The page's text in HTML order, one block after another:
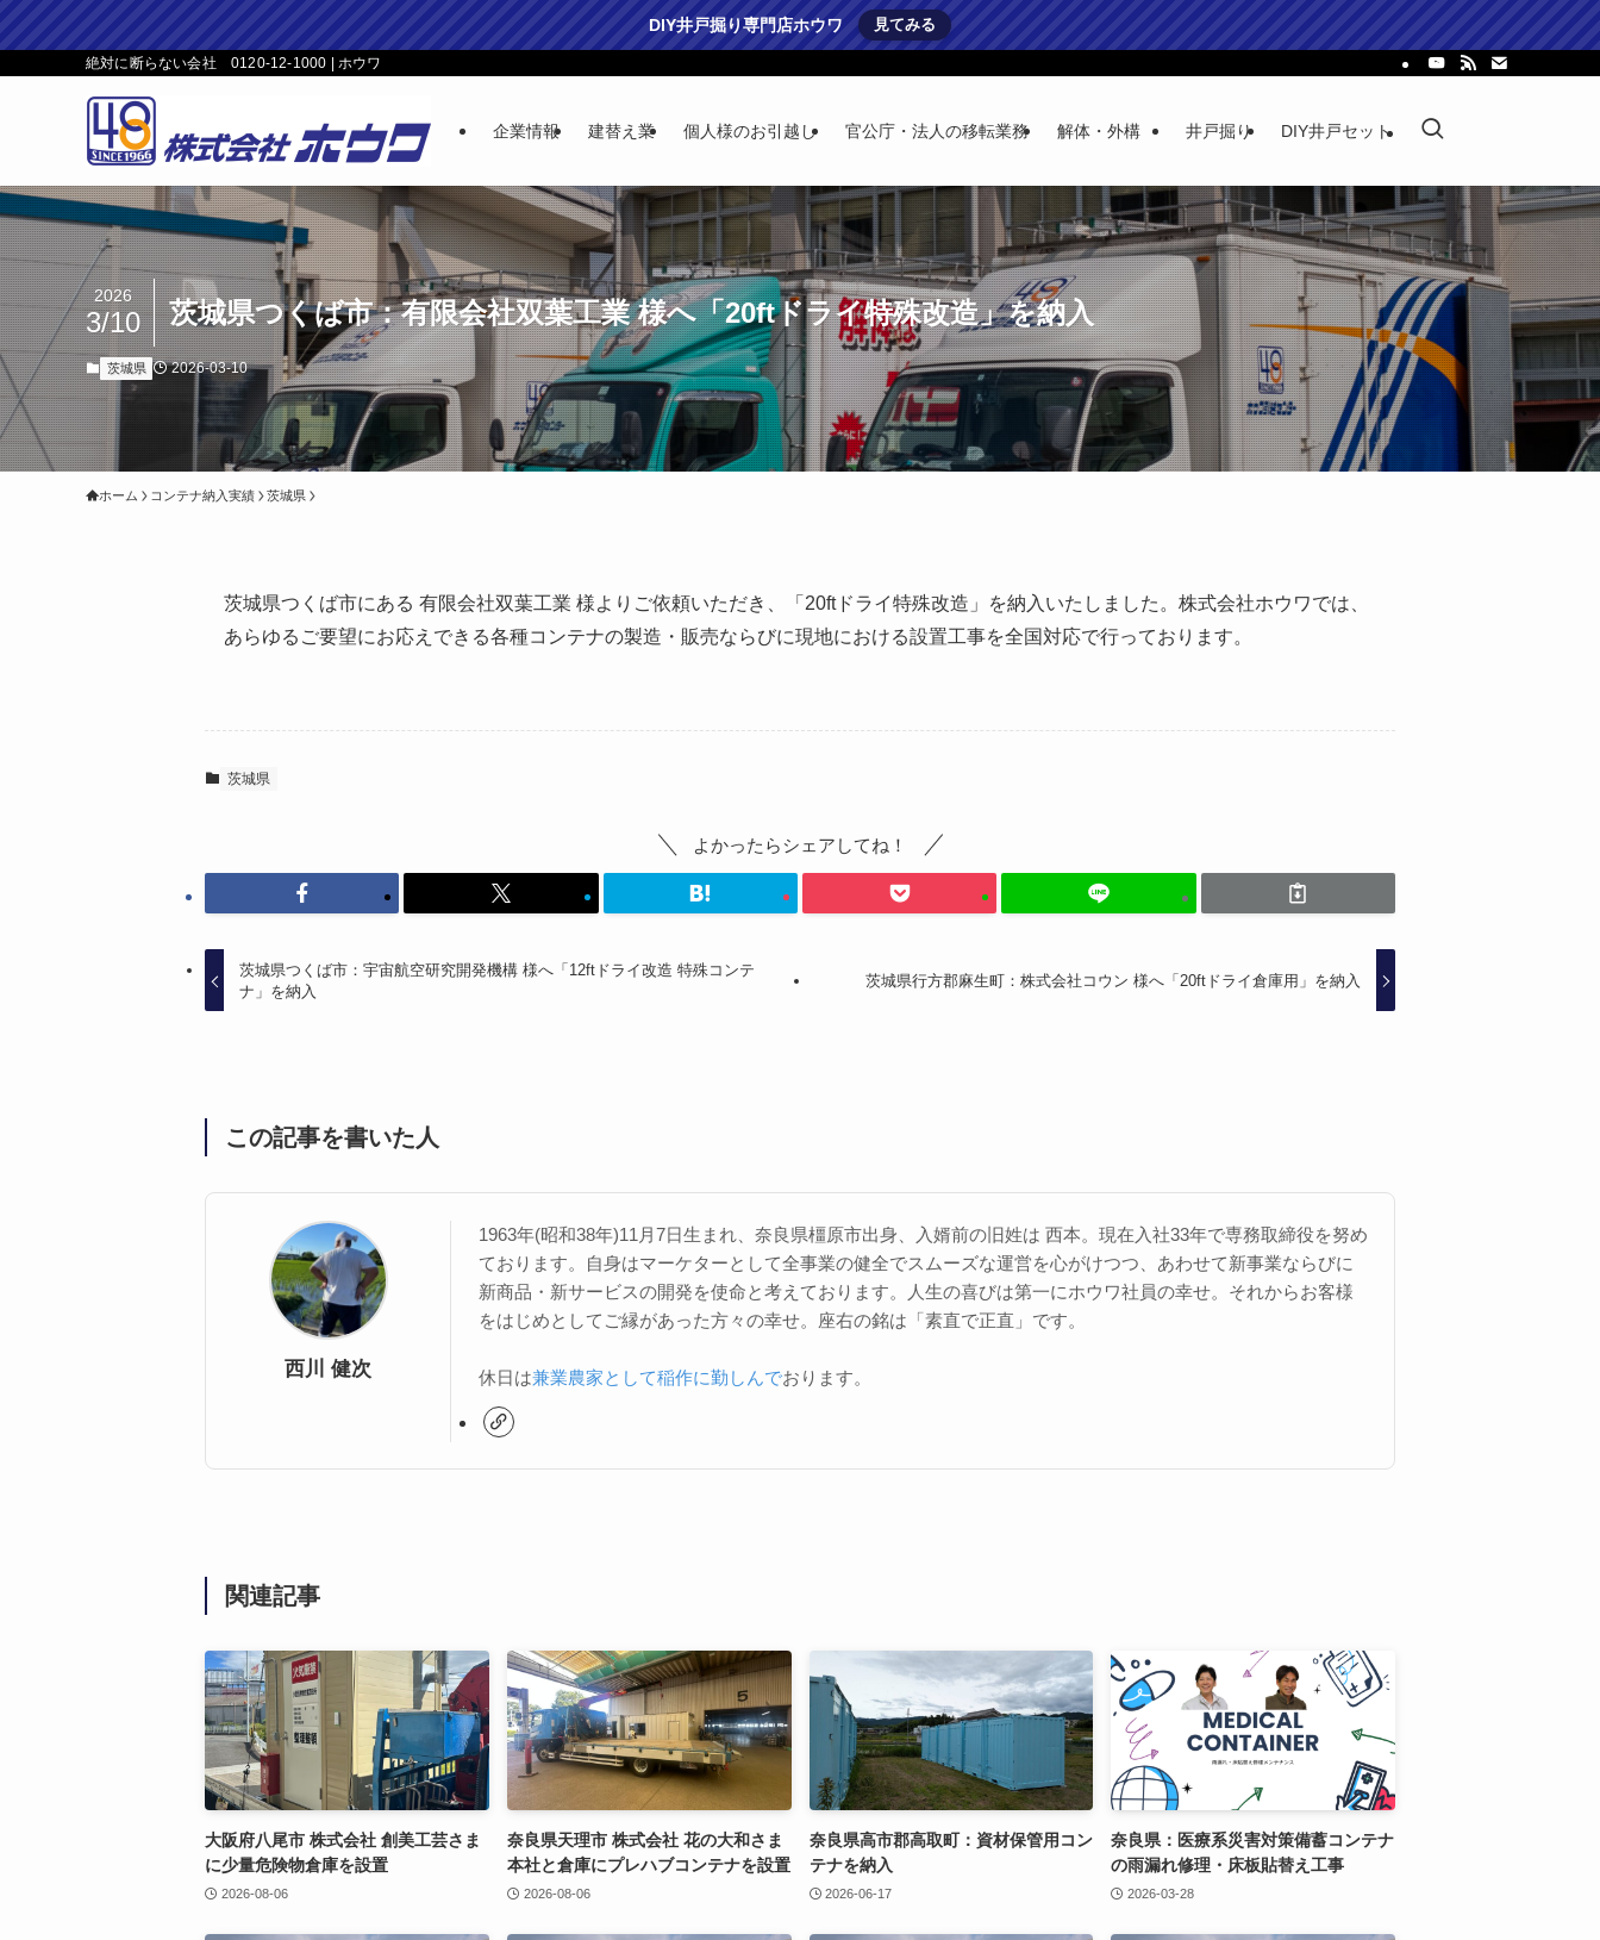
DIY井戸掘り専門店ホウワ 見てみる
絶対に断らない会社 0120-12-1000 | ホウワ
企業情報 建替え業 個人様のお引越し 官公庁・法人の移転業務 解体・外構 井戸掘り DIY井戸セット
茨城県つくば市：有限会社双葉工業 様へ「20ftドライ特殊改造」を納入
2026
3/10
茨城県 2026-03-10
ホーム コンテナ納入実績 茨城県
茨城県つくば市にある 有限会社双葉工業 様よりご依頼いただき、「20ftドライ特殊改造」を納入いたしました。株式会社ホウワでは、
あらゆるご要望にお応えできる各種コンテナの製造・販売ならびに現地における設置工事を全国対応で行っております。
茨城県
よかったらシェアしてね！
茨城県つくば市：宇宙航空研究開発機構 様へ「12ftドライ改造 特殊コンテ
ナ」を納入
茨城県行方郡麻生町：株式会社コウン 様へ「20ftドライ倉庫用」を納入
この記事を書いた人
西川 健次
1963年(昭和38年)11月7日生まれ、奈良県橿原市出身、入婿前の旧姓は 西本。現在入社33年で専務取締役を努め
ております。自身はマーケターとして全事業の健全でスムーズな運営を心がけつつ、あわせて新事業ならびに
新商品・新サービスの開発を使命と考えております。人生の喜びは第一にホウワ社員の幸せ。それからお客様
をはじめとしてご縁があった方々の幸せ。座右の銘は「素直で正直」です。
休日は兼業農家として稲作に勤しんでおります。
関連記事
大阪府八尾市 株式会社 創美工芸さま
に少量危険物倉庫を設置
2026-08-06
奈良県天理市 株式会社 花の大和さま
本社と倉庫にプレハブコンテナを設置
2026-08-06
奈良県高市郡高取町：資材保管用コン
テナを納入
2026-06-17
奈良県：医療系災害対策備蓄コンテナ
の雨漏れ修理・床板貼替え工事
2026-03-28